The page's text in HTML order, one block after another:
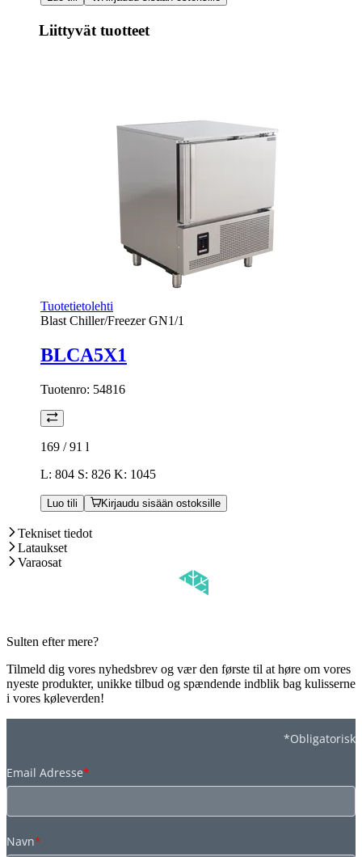
Liittyvät tuotteet
Tuotetietolehti
Blast Chiller/Freezer GN1/1
BLCA5X1
Tuotenro: 54816
169 / 91 l
L: 804 S: 826 K: 1045
Luo tili Kirjaudu sisään ostoksille
Tekniset tiedot
Lataukset
Varaosat
Sulten efter mere?
Tilmeld dig vores nyhedsbrev og vær den første til at høre om vores
nyeste produkter, unikke tilbud og spændende indblik bag kulisserne
i vores køleverden!
*Obligatorisk
Email Adresse*
Navn*